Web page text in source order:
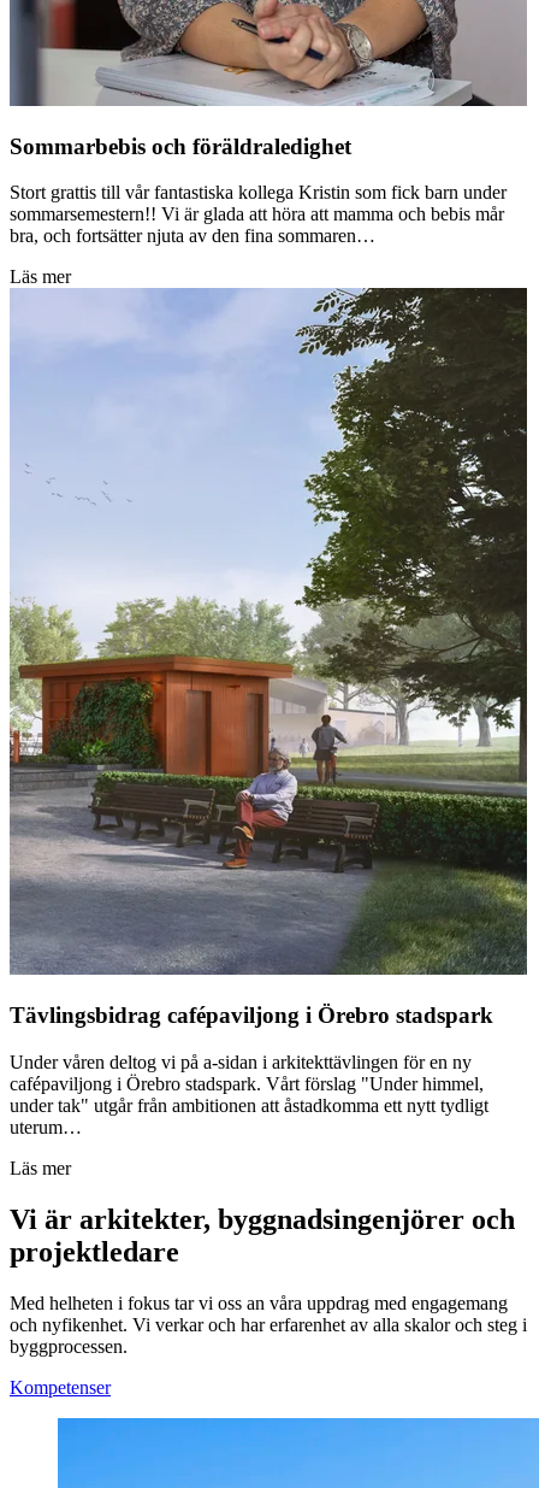
Sommarbebis och föräldraledighet
Stort grattis till vår fantastiska kollega Kristin som fick barn under
sommarsemestern!! Vi är glada att höra att mamma och bebis mår
bra, och fortsätter njuta av den fina sommaren…
Läs mer
Tävlingsbidrag cafépaviljong i Örebro stadspark
Under våren deltog vi på a-sidan i arkitekttävlingen för en ny
cafépaviljong i Örebro stadspark. Vårt förslag "Under himmel,
under tak" utgår från ambitionen att åstadkomma ett nytt tydligt
uterum…
Läs mer
Vi är arkitekter, byggnadsingenjörer och
projektledare
Med helheten i fokus tar vi oss an våra uppdrag med engagemang
och nyfikenhet. Vi verkar och har erfarenhet av alla skalor och steg i
byggprocessen.
Kompetenser